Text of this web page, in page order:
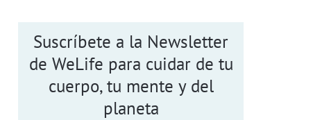
Suscríbete a la Newsletter
de WeLife para cuidar de tu
cuerpo, tu mente y del
planeta